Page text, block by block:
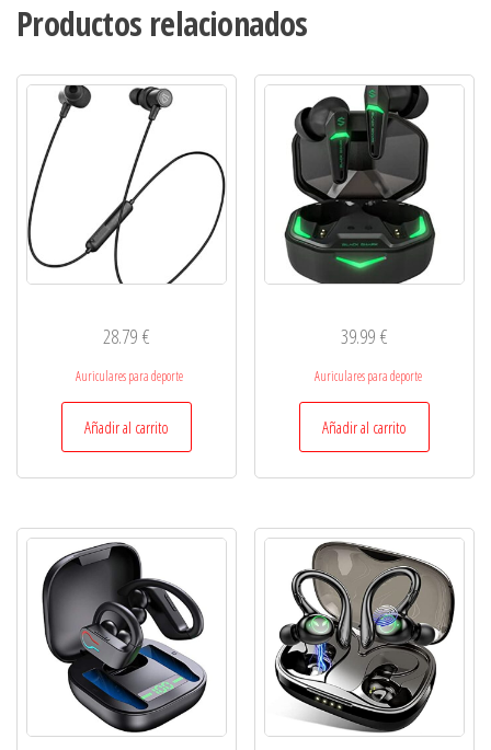
Productos relacionados
28.79 €
Auriculares para deporte
Añadir al carrito
39.99€
Auriculares para deporte
Añadir al carrito